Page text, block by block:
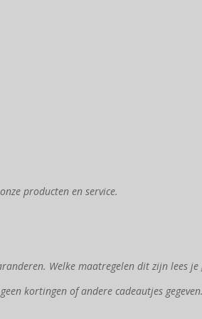
producten en service.
Welke maatregelen dit zijn lees je
kortingen of andere cadeautjes